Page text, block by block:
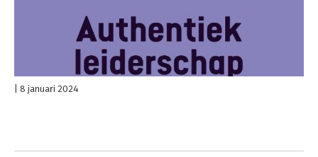
8 januari 2024